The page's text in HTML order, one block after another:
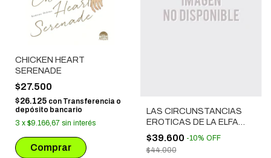
CHICKEN HEART
SERENADE
$27.500
$26.125 con Transferencia o
depósito bancario
3 x $9.166,67 sin interés
LAS CIRCUNSTANCIAS
EROTICAS DE LA ELFA
AMA DE CASA
$39.600 -10% OFF
$44.000